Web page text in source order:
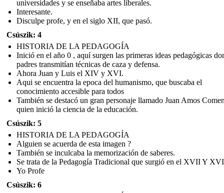
universidades y se enseñaba artes liberales.
Interesante.
Disculpe profe, y en el siglo XII, que pasó.
Csúszik: 4
HISTORIA DE LA PEDAGOGÍA
Inició en el año 0 , aquí surgen las primeras ideas pedagógicas
padres transmitían técnicas de caza y defensa.
Ahora Juan y Luis el XIV y XVI.
Aqui se encuentra la epoca del humanismo, que buscaba el
conocimiento accesible para todos
También se destacó un gran personaje llamado Juan Amos
quien inició la ciencia de la educación.
Csúszik: 5
HISTORIA DE LA PEDAGOGÍA
Alguien se acuerda de esta imagen ?
También se inculcaba la memorización de saberes.
Se trata de la Pedagogía Tradicional que surgió en el XVII Y
Yo Profe
Csúszik: 6